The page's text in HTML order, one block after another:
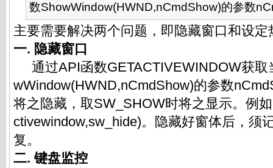
数ShowWindow(HWND,nCmdShow)的参数
主要需要解决两个问题，即隐藏窗口和设定
一. 隐藏窗口
通过API函数GETACTIVEWINDOW获取
wWindow(HWND,nCmdShow)的参数
将之隐藏，取SW_SHOW时将之显示。例
ctivewindow,sw_hide)。隐藏好窗体后，须
复。
二. 键盘监控